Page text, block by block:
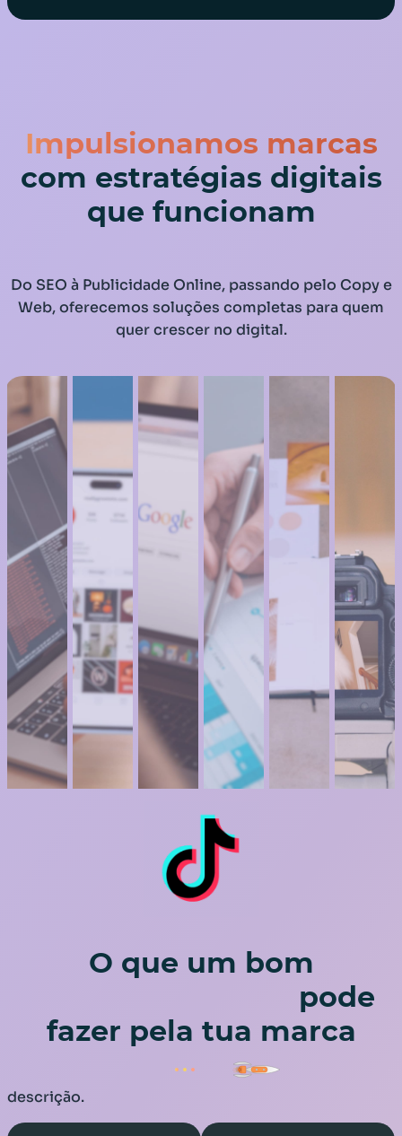
Impulsionamos marcas
com estratégias digitais
que funcionam
Do SEO à Publicidade Online, passando pelo Copy e
Web, oferecemos soluções completas para quem
quer crescer no digital.
O que um bom
pode
fazer pela tua marca
descrição.